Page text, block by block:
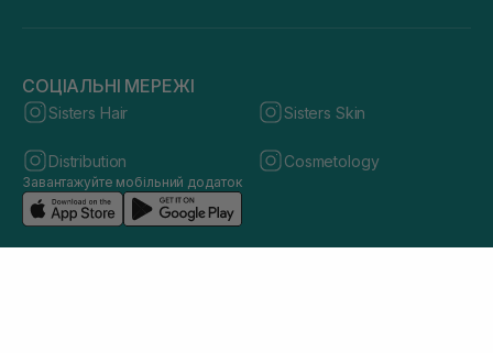
СОЦІАЛЬНІ МЕРЕЖІ
Sisters Hair Sisters Skin
Distribution Cosmetology
Завантажуйте мобільний додаток